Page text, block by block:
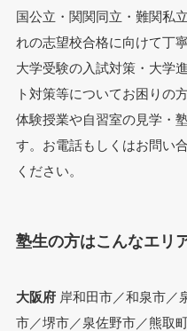
国公立・関関同立・難関私
れの志望校合格に向けて丁
大学受験の入試対策・大学
ト対策等についてお困りの
体験授業や自習室の見学・
す。お電話もしくはお問い
ください。
塾生の方はこんなエリ
大阪府岸和田市／和泉市／
市／堺市／泉佐野市／熊取